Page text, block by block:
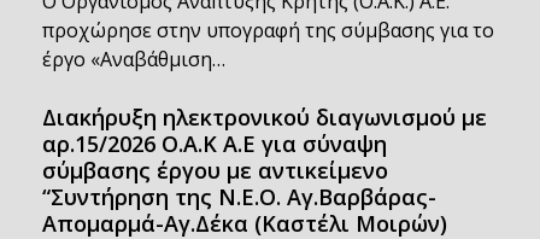
προχώρησε στην υπογραφή της σύμβασης για το
έργο «Αναβάθμιση…
Διακήρυξη ηλεκτρονικού διαγωνισμού με
αρ.15/2026 Ο.Α.Κ Α.Ε για σύναψη
σύμβασης έργου με αντικείμενο
“Συντήρηση της Ν.Ε.Ο. Αγ.Βαρβάρας-
Απομαρμά-Αγ.Δέκα (Καστέλι Μοιρών)